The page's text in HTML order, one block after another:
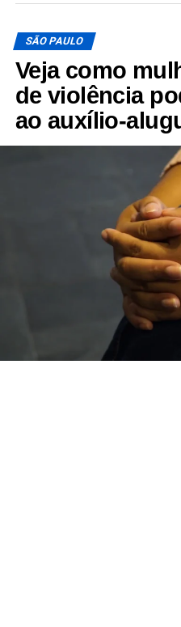
SÃO PAULO
Veja como
de violência
ao auxílio-